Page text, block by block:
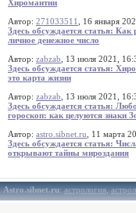
Хиромантии
Автор: 271033511
, 16 января
Здесь обсуждается статья: Как
личное денежное число
Автор: zabzab , 13 июля 2021,
Здесь обсуждается статья:
это карта жизни
Автор: zabzab , 13 июля 2021,
Здесь обсуждается статья:
гороскоп: как целуются знаки
Автор: astro.sibnet.ru , 11 марта
Здесь обсуждается статья:
открывают тайны мироздания
Astro.sibnet.ru:астрология,